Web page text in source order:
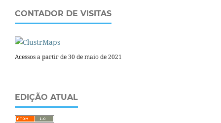
CONTADOR DE VISITAS
Acessos a partir de 30 de maio de 2021
EDIÇÃO ATUAL